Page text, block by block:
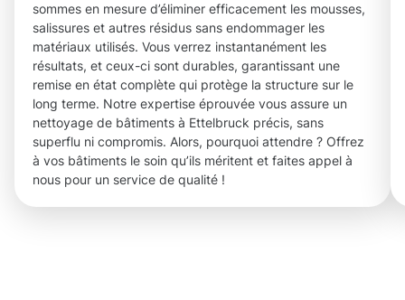
sommes en mesure d’éliminer efficacement les mousses,
salissures et autres résidus sans endommager les
matériaux utilisés. Vous verrez instantanément les
résultats, et ceux-ci sont durables, garantissant une
remise en état complète qui protège la structure sur le
long terme. Notre expertise éprouvée vous assure un
nettoyage de bâtiments à Ettelbruck précis, sans
superflu ni compromis. Alors, pourquoi attendre ? Offrez
à vos bâtiments le soin qu’ils méritent et faites appel à
nous pour un service de qualité !